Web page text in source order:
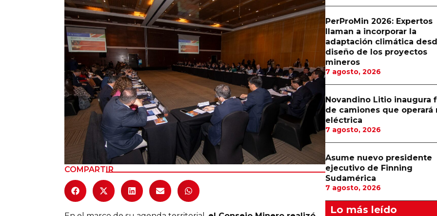
Calendario de Eventos
COMPARTIR
PerProMin 2026: Expertos
llaman a incorporar la
adaptación climática
diseño de los proyectos
mineros
7 agosto, 2026
Novandino Litio inaugura
de camiones que operará
eléctrica
7 agosto, 2026
Asume nuevo presidente
ejecutivo de Finning
Sudamérica
7 agosto, 2026
Lo más leído